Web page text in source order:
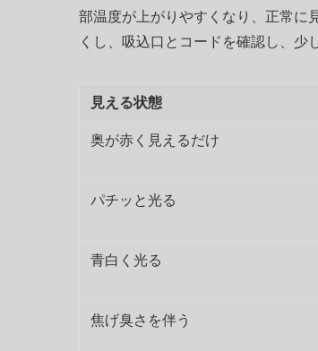
部温度が上がりやすくなり、正常に
くし、吸込口とコードを確認し、少
見える状態
奥が赤く見えるだけ
パチッと光る
青白く光る
焦げ臭さを伴う